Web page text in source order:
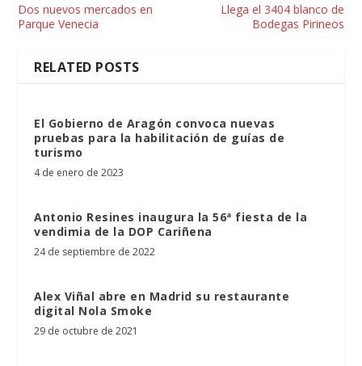
Dos nuevos mercados en
Parque Venecia
Llega el 3404 blanco de
Bodegas Pirineos
RELATED POSTS
El Gobierno de Aragón convoca nuevas
pruebas para la habilitación de guías de
turismo
4 de enero de 2023
Antonio Resines inaugura la 56ª fiesta de la
vendimia de la DOP Cariñena
24 de septiembre de 2022
Alex Viñal abre en Madrid su restaurante
digital Nola Smoke
29 de octubre de 2021